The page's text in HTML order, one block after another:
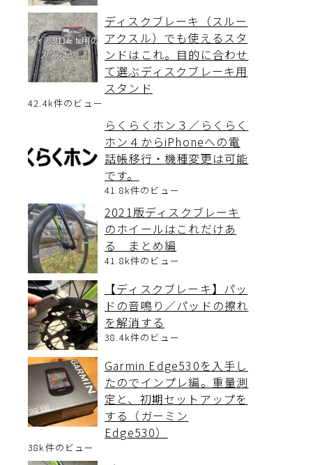
ディスクブレーキ（スルー
アクスル）でも使えるスタ
ンドはこれ。目的に合わせ
て選ぶディスクブレーキ用
スタンド
42.4k件のビュー
らくらくホン３／らくらく
ホン４からiPhoneへの電
話帳移行・機種変更は可能
です。
41.8k件のビュー
2021版ディスクブレーキ
のホイールはこれだけあ
る まとめ編
41.8k件のビュー
【ディスクブレーキ】パッ
ドの音鳴り／パッドの擦れ
を解消する
38.4k件のビュー
Garmin Edge530を入手し
たのでインプレ編。重量測
定と、初期セットアップを
する（ガーミン
Edge530）
38k件のビュー